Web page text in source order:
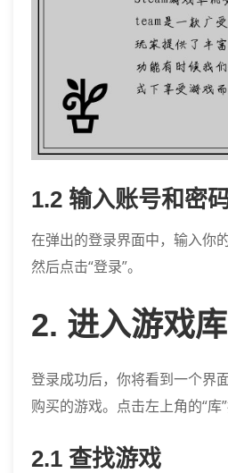
1.2 输入账号和密
在弹出的登录界面中，输入你
然后点击“登录”。
2. 进入游戏库
登录成功后，你将看到一个界
购买的游戏。点击左上角的“库
2.1 查找游戏